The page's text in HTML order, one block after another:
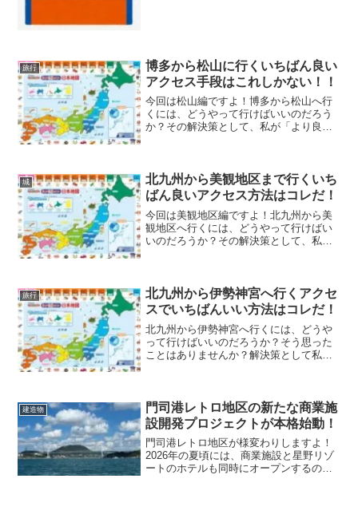
旅行
博多から松山に行くいちばん良い
アクセス手段はこれしかない！！
今回は松山編ですよ！博多から松山へ行
くには、どうやって行けばいいのだろう
か？その解決策として、私が「より良い
動車などいろんな手段があります。
城
北九州から美観地区まで行くいち
ばん良いアクセス方法はコレだ！
今回は美観地区編ですよ！北九州から美
観地区へ行くには、どうやって行けばい
いのだろうか？その解決策として、私が
動車などいろんな手段があります。
旅行
北九州から伊勢神宮へ行くアクセ
スでいちばんいい方法はコレだ！
北九州から伊勢神宮へ行くには、どうや
って行けばいいのだろうか？そう思った
ことはありませんか？解決策として私が
動車などいろんな手段があります。
建造物
門司港レトロ地区の新たな商業施
設開発プロジェクトが本格始動！
門司港レトロ地区が様変わりしますよ！
2026年の夏頃には、商業施設と星野リゾ
ートのホテルも同時にオープンするので